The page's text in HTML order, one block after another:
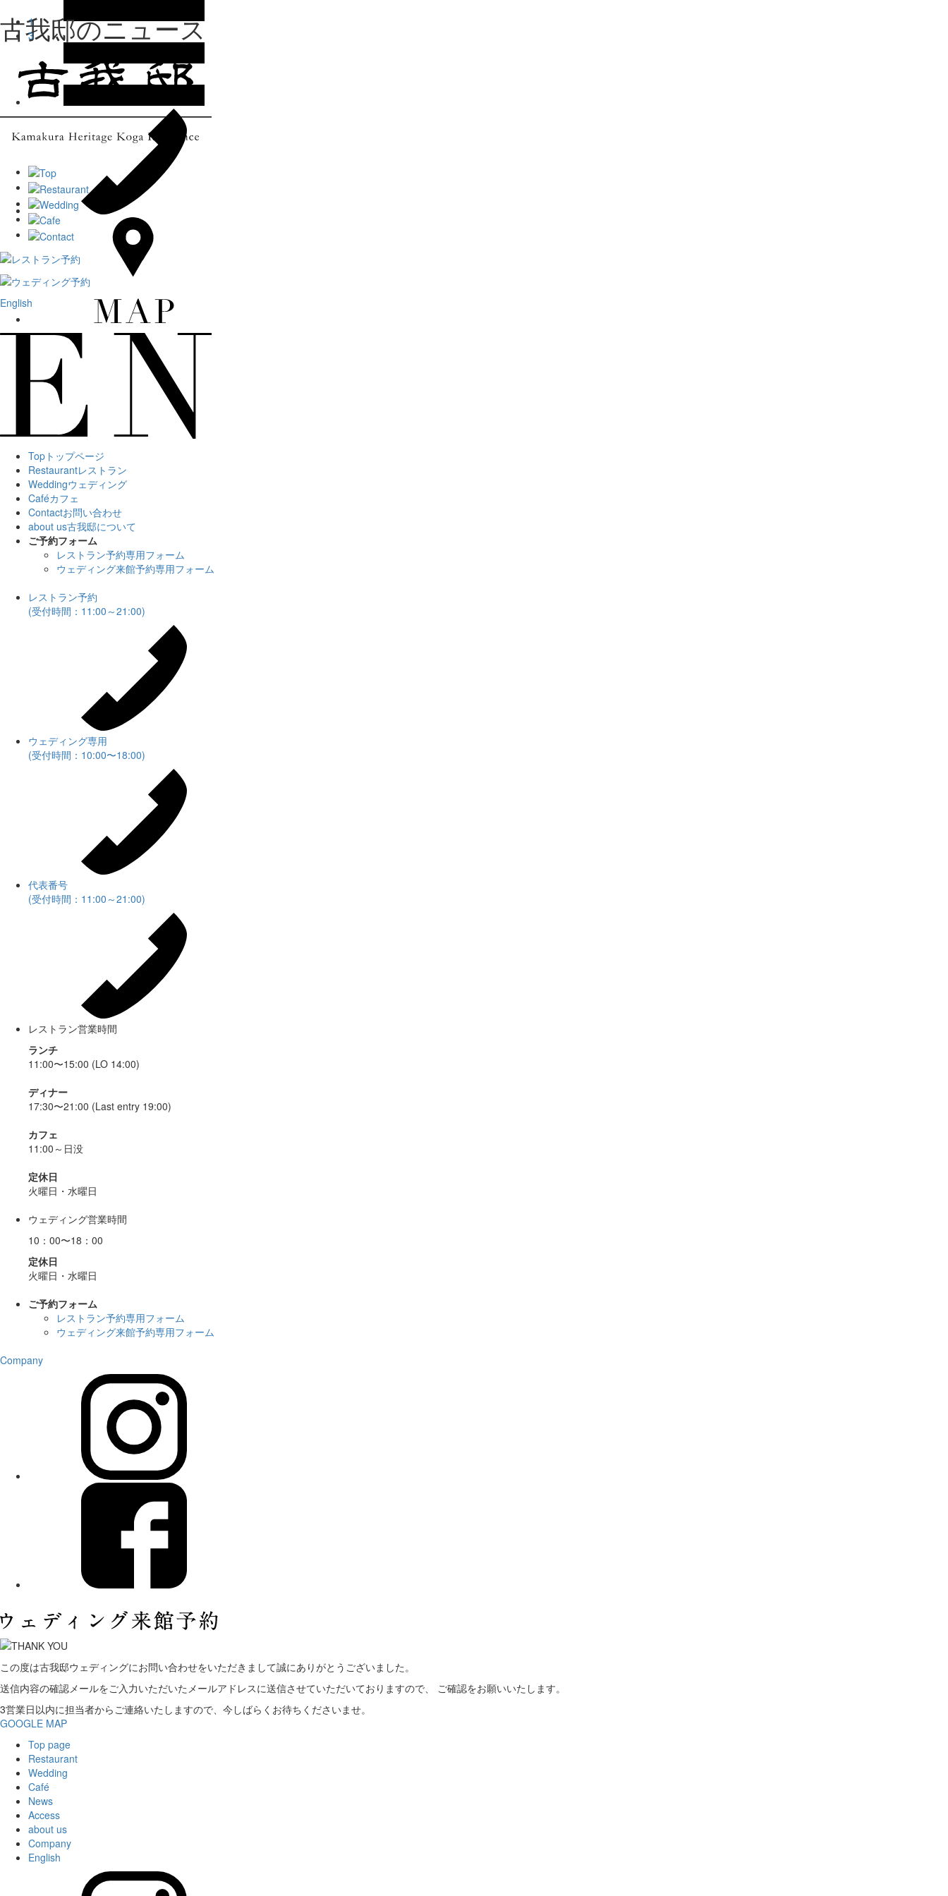
古我邸のニュース
English
Top トップページ
Restaurantレストラン
Weddingウェディング
Caféカフェ
Contactお問い合わせ
about us古我邸について
ご予約フォーム
レストラン予約専用フォーム
ウェディング来館予約専用フォーム
レストラン予約
(受付時間：11:00～21:00)
ウェディング専用
(受付時間：10:00〜18:00)
代表番号
(受付時間：11:00～21:00)
レストラン営業時間
ランチ
11:00〜15:00 (LO 14:00)
ディナー
17:30〜21:00 (Last entry 19:00)
カフェ
11:00～日没
定休日
火曜日・水曜日
ウェディング営業時間
10：00〜18：00
定休日
火曜日・水曜日
ご予約フォーム
レストラン予約専用フォーム
ウェディング来館予約専用フォーム
Company
1
3
この度は古我邸ウェディングにお問い合わせをいただきまして誠にありがとうございました。
送信内容の確認メールをご入力いただいたメールアドレスに送信させていただいておりますので、 ご確認をお願いいたします。
3営業日以内に担当者からご連絡いたしますので、今しばらくお待ちくださいませ。
GOOGLE MAP
Top page
Restaurant
Wedding
Café
News
Access
about us
Company
English